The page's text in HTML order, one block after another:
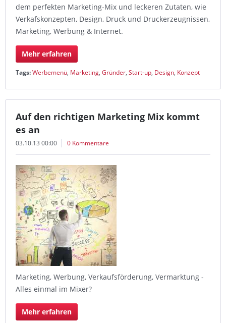
dem perfekten Marketing-Mix und leckeren Zutaten, wie
Verkafskonzepten, Design, Druck und Druckerzeugnissen,
Marketing, Werbung & Internet.
Mehr erfahren
Tags:Werbemenü, Marketing, Gründer, Start-up, Design, Konzept
Auf den richtigen Marketing Mix kommt
es an
03.10.13 00:00 0 Kommentare
Marketing, Werbung, Verkaufsförderung, Vermarktung -
Alles einmal im Mixer?
Mehr erfahren